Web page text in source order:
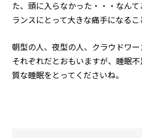
た、頭に入らなかった・・・なん
ランスにとって大きな痛手になるこ
朝型の人、夜型の人、クラウドワ
それぞれだとおもいますが、睡眠
質な睡眠をとってくださいね。